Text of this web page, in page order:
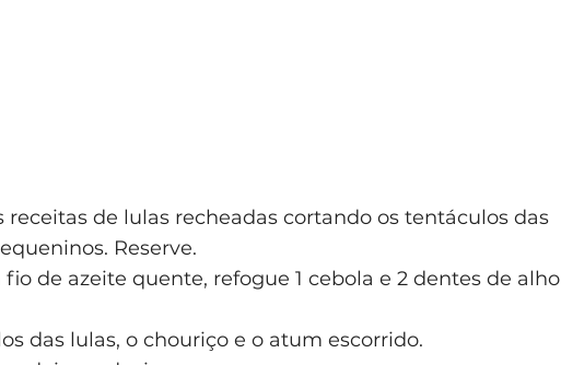
receitas de lulas recheadas cortando os tentáculos das
Reserve.
de azeite quente, refogue 1 cebola e 2 dentes de alho
das lulas, o chouriço e o atum escorrido.